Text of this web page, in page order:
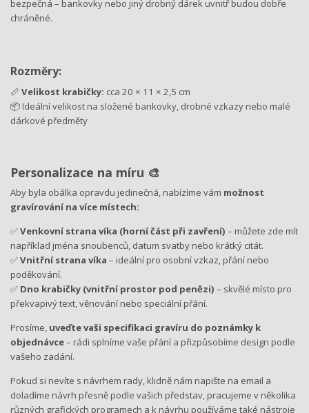
bezpečná – bankovky nebo jiný drobný dárek uvnitř budou dobře
chráněné.
Rozměry:
📏Velikost krabičky: cca 20 × 11 × 2,5 cm
📦 Ideální velikost na složené bankovky, drobné vzkazy nebo malé
dárkové předměty
Personalizace na míru 🎨
Aby byla obálka opravdu jedinečná, nabízíme vám možnost
gravírování na více místech:
✅Venkovní strana víka (horní část při zavření) – můžete zde mít
například jména snoubenců, datum svatby nebo krátký citát.
✅Vnitřní strana víka – ideální pro osobní vzkaz, přání nebo
poděkování.
✅ Dno krabičky (vnitřní prostor pod penězi) – skvělé místo pro
překvapivý text, věnování nebo speciální přání.
Prosíme, uveďte vaši specifikaci gravíru do poznámky k
objednávce– rádi splníme vaše přání a přizpůsobíme design podle
vašeho zadání.
Pokud si nevíte s návrhem rady, klidně nám napište na email a
doladíme návrh přesně podle vašich představ, pracujeme v několika
různých grafických programech a k návrhu používáme také nástroje